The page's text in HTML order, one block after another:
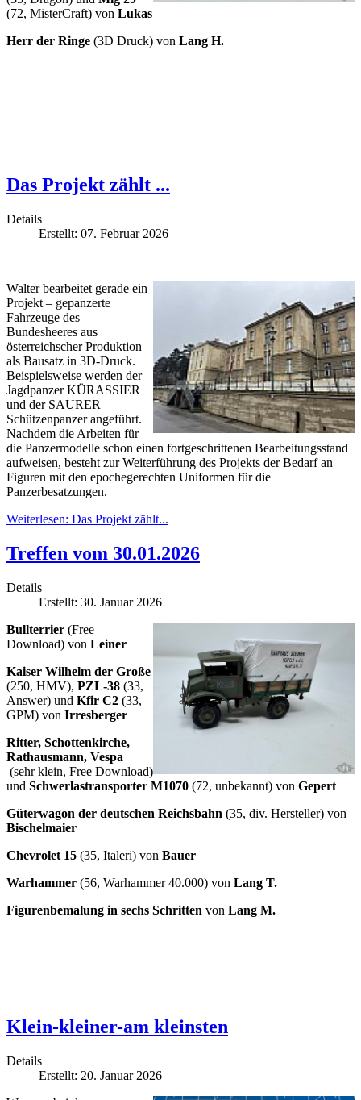
(72, MisterCraft) von Lukas
Herr der Ringe (3D Druck) von Lang H.
Das Projekt zählt ...
Details
Erstellt: 07. Februar 2026
Walter bearbeitet gerade ein
Projekt – gepanzerte
Fahrzeuge des
Bundesheeres aus
österreichscher Produktion
als Bausatz in 3D-Druck.
Beispielsweise werden der
Jagdpanzer KÜRASSIER
und der SAURER
Schützenpanzer angeführt.
Nachdem die Arbeiten für
die Panzermodelle schon einen fortgeschrittenen Bearbeitungsstand
aufweisen, besteht zur Weiterführung des Projekts der Bedarf an
Figuren mit den epochegerechten Uniformen für die
Panzerbesatzungen.
Weiterlesen: Das Projekt zählt...
Treffen vom 30.01.2026
Details
Erstellt: 30. Januar 2026
Bullterrier (Free
Download) von Leiner
Kaiser Wilhelm der Große
(250, HMV), PZL-38 (33,
Answer) und Kfir C2 (33,
GPM) von Irresberger
Ritter, Schottenkirche,
Rathausmann, Vespa
(sehr klein, Free Download)
und Schwerlastransporter M1070 (72, unbekannt) von Gepert
Güterwagon der deutschen Reichsbahn (35, div. Hersteller) von
Bischelmaier
Chevrolet 15 (35, Italeri) von Bauer
Warhammer (56, Warhammer 40.000) von Lang T.
Figurenbemalung in sechs Schritten von Lang M.
Klein-kleiner-am kleinsten
Details
Erstellt: 20. Januar 2026